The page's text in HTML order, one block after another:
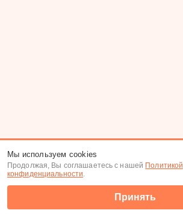
Мы используем cookies
Продолжая, Вы соглашаетесь с нашей Политикой
конфиденциальности.
Принять